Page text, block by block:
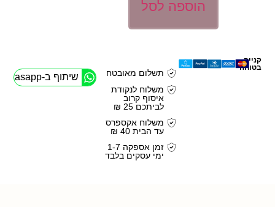
הוספה לסל
קנייה
בטוחה
תשלום מאובטח
משלוח לנקודת
איסוף קרוב
לביתכם 25 ₪
משלוח אקספרס
עד הבית 40 ₪
זמן אספקה 1-7
ימי עסקים בלבד
שיתוף ב-Whasapp